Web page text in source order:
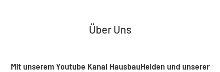
Über Uns
Mit unserem Youtube Kanal HausbauHelden und unserer